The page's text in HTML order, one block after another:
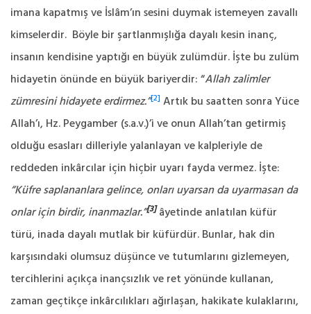
imana kapatmış ve İslâm’ın sesini duymak istemeyen zavallı
kimselerdir. Böyle bir şartlanmışlığa dayalı kesin inanç,
insanın kendisine yaptığı en büyük zulümdür. İşte bu zulüm
hidayetin önünde en büyük bariyerdir: “Allah zalimler
zümresini hidayete erdirmez.”[2] Artık bu saatten sonra Yüce
Allah’ı, Hz. Peygamber (s.a.v.)’i ve onun Allah’tan getirmiş
olduğu esasları dilleriyle yalanlayan ve kalpleriyle de
reddeden inkârcılar için hiçbir uyarı fayda vermez. İşte:
“Küfre saplananlara gelince, onları uyarsan da uyarmasan da
onlar için birdir, inanmazlar.”[3]âyetinde anlatılan küfür
türü, inada dayalı mutlak bir küfürdür. Bunlar, hak din
karşısındaki olumsuz düşünce ve tutumlarını gizlemeyen,
tercihlerini açıkça inançsızlık ve ret yönünde kullanan,
zaman geçtikçe inkârcılıkları ağırlaşan, hakikate kulaklarını,